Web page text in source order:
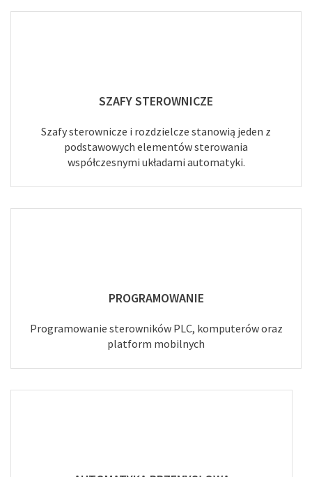
SZAFY STEROWNICZE
Szafy sterownicze i rozdzielcze stanowią jeden z
podstawowych elementów sterowania
współczesnymi układami automatyki.
PROGRAMOWANIE
Programowanie sterowników PLC, komputerów oraz
platform mobilnych